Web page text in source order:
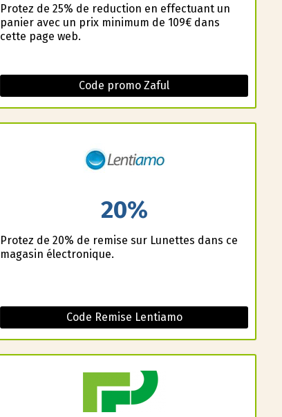
Profitez de 25% de reduction en effectuant un
panier avec un prix minimum de 109€ dans
cette page web.
Code promo Zaful
20%
Profitez de 20% de remise sur Lunettes dans ce
magasin électronique.
Code Remise Lentiamo